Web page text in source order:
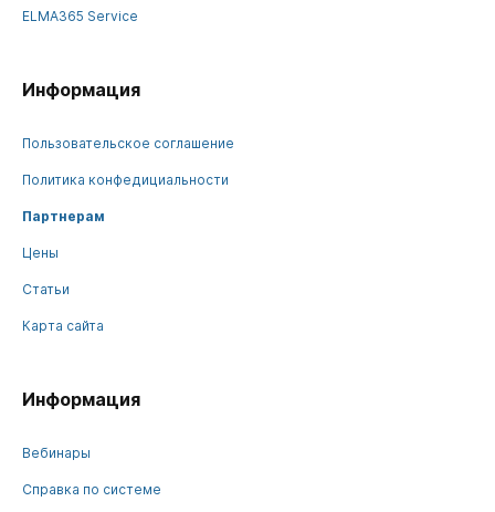
ELMA365 Service
Информация
Пользовательское соглашение
Политика конфедициальности
Партнерам
Цены
Статьи
Карта сайта
Информация
Вебинары
Справка по системе